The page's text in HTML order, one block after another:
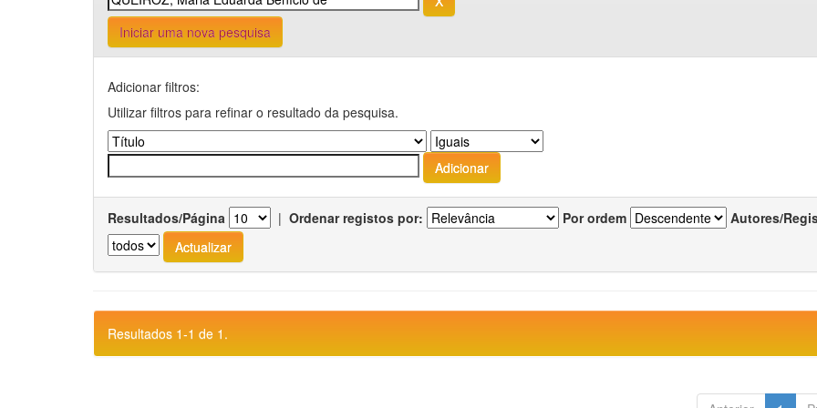
Iniciar uma nova pesquisa
Adicionar filtros:
Utilizar filtros para refinar o resultado da pesquisa.
Resultados/Página | Ordenar registos por: Por ordem Autores/
Resultados 1-1 de 1.